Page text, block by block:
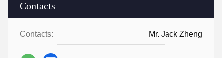
Contacts
Contacts: Mr. Jack Zheng